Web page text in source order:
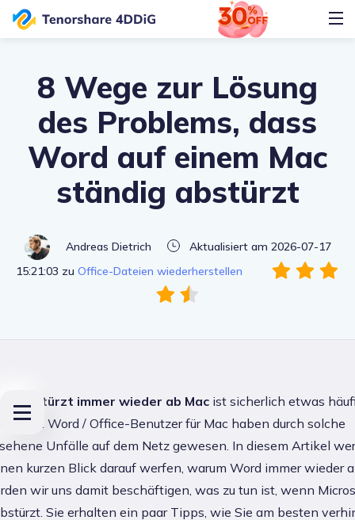
8 Wege zur Lösung
des Problems, dass
Word auf einem Mac
ständig abstürzt
Andreas Dietrich
Aktualisiert am 2026-07-17
15:21:03 zu Office-Dateien wiederherstellen
stürzt immer wieder ab Macist sicherlich etwas
Word / Office-Benutzer für Mac haben durch solche
Unfälle auf dem Netz gewesen. In diesem Artikel
kurzen Blick darauf werfen, warum Word immer wieder
wir uns damit beschäftigen, was zu tun ist, wenn
Sie erhalten ein paar Tipps, wie Sie am besten